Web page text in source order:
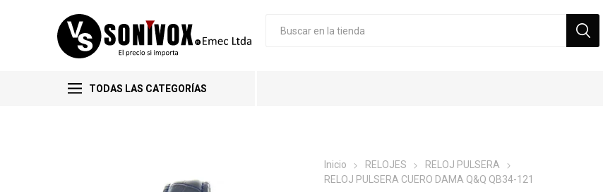
TODAS LAS CATEGORÍAS
Inicio RELOJES
RELOJ PULSERA
RELOJ PULSERA CUERO DAMA Q&Q QB34-121